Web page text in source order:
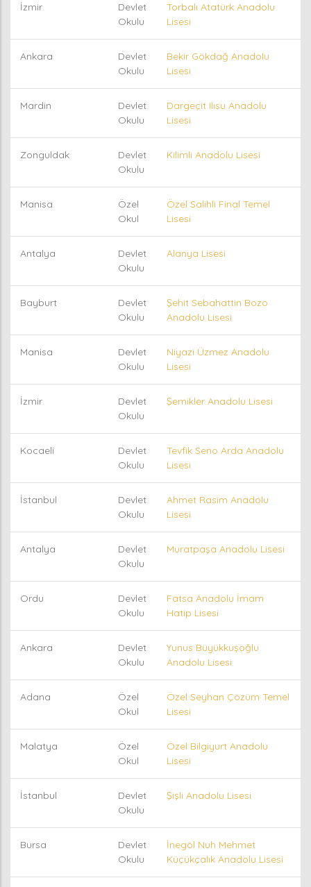
İzmir
Devlet
Okulu
Torbalı Atatürk Anadolu
Lisesi
Ankara
Devlet
Okulu
Bekir Gökdağ Anadolu
Lisesi
Mardin
Devlet
Okulu
Dargeçit Ilısu Anadolu
Lisesi
Zonguldak
Devlet
Okulu
Kilimli Anadolu Lisesi
Manisa
Özel
Okul
Özel Salihli Final Temel
Lisesi
Antalya
Devlet
Okulu
Alanya Lisesi
Bayburt
Devlet
Okulu
Şehit Sebahattin Bozo
Anadolu Lisesi
Manisa
Devlet
Okulu
Niyazi Üzmez Anadolu
Lisesi
İzmir
Devlet
Okulu
Şemikler Anadolu Lisesi
Kocaeli
Devlet
Okulu
Tevfik Seno Arda Anadolu
Lisesi
İstanbul
Devlet
Okulu
Ahmet Rasim Anadolu
Lisesi
Antalya
Devlet
Okulu
Muratpaşa Anadolu Lisesi
Ordu
Devlet
Okulu
Fatsa Anadolu İmam
Hatip Lisesi
Ankara
Devlet
Okulu
Yunus Büyükkuşoğlu
Anadolu Lisesi
Adana
Özel
Okul
Özel Seyhan Çözüm Temel
Lisesi
Malatya
Özel
Okul
Özel Bilgiyurt Anadolu
Lisesi
İstanbul
Devlet
Okulu
Şişli Anadolu Lisesi
Bursa
Devlet
Okulu
İnegöl Nuh Mehmet
Küçükçalık Anadolu Lisesi